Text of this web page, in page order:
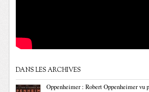
DANS LES ARCHIVES
Oppenheimer : Robert Oppenheimer